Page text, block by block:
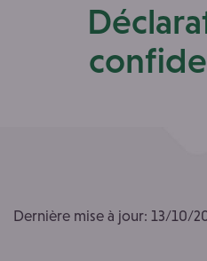
Dernière mise à jour: 13/10/